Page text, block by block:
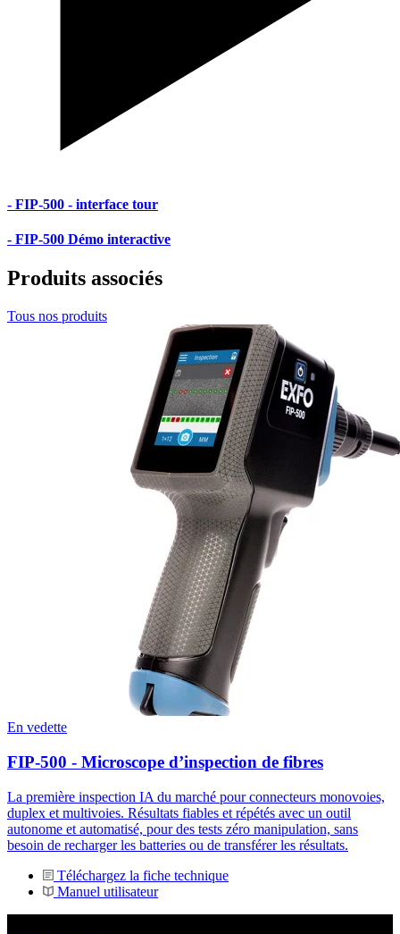
- FIP-500 - interface tour
- FIP-500 Démo interactive
Produits associés
Tous nos produits
En vedette
FIP-500 - Microscope d’inspection de fibres
La première inspection IA du marché pour connecteurs monovoies,
duplex et multivoies. Résultats fiables et répétés avec un outil
autonome et automatisé, pour des tests zéro manipulation, sans
besoin de recharger les batteries ou de transférer les résultats.
Téléchargez la fiche technique
Manuel utilisateur